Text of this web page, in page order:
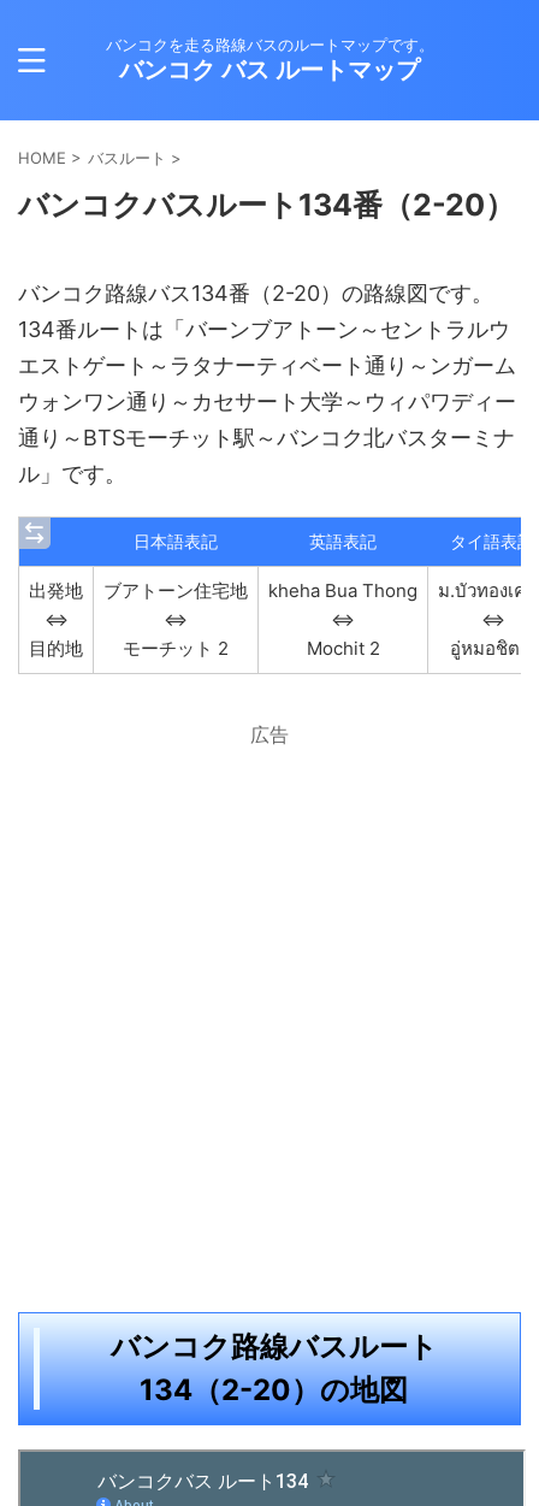
バンコクを走る路線バスのルートマップです。
バンコク バス ルートマップ
HOME > バスルート >
バンコクバスルート134番（2-20）
バンコク路線バス134番（2-20）の路線図です。
134番ルートは「バーンブアトーン～セントラルウ
エストゲート～ラタナーティベート通り～ンガーム
ウォンワン通り～カセサート大学～ウィパワディー
通り～BTSモーチット駅～バンコク北バスターミナ
ル」です。
日本語表記 英語表記 タイ語表記
出発地
⇔
目的地
ブアトーン住宅地
⇔
モーチット 2
kheha Bua Thong
⇔
Mochit 2
ม.บัวทองเค
⇔
อู่หมอชิต 2
広告
バンコク路線バスルート
134（2-20）の地図